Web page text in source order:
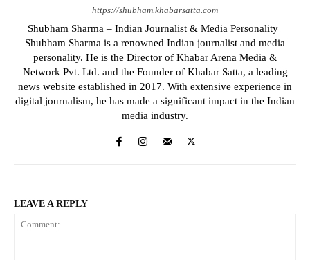
https://shubham.khabarsatta.com
Shubham Sharma – Indian Journalist & Media Personality |
Shubham Sharma is a renowned Indian journalist and media
personality. He is the Director of Khabar Arena Media &
Network Pvt. Ltd. and the Founder of Khabar Satta, a leading
news website established in 2017. With extensive experience in
digital journalism, he has made a significant impact in the Indian
media industry.
LEAVE A REPLY